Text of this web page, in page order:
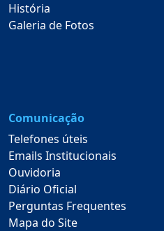
História
Galeria de Fotos
Comunicação
Telefones úteis
Emails Institucionais
Ouvidoria
Diário Oficial
Perguntas Frequentes
Mapa do Site